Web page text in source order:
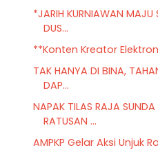
*JARIH KURNIAWAN MAJU
DUS...
**Konten Kreator
TAK HANYA DI BINA,
DAP...
NAPAK TILAS RAJA
RATUSAN ...
AMPKP Gelar Aksi Unjuk